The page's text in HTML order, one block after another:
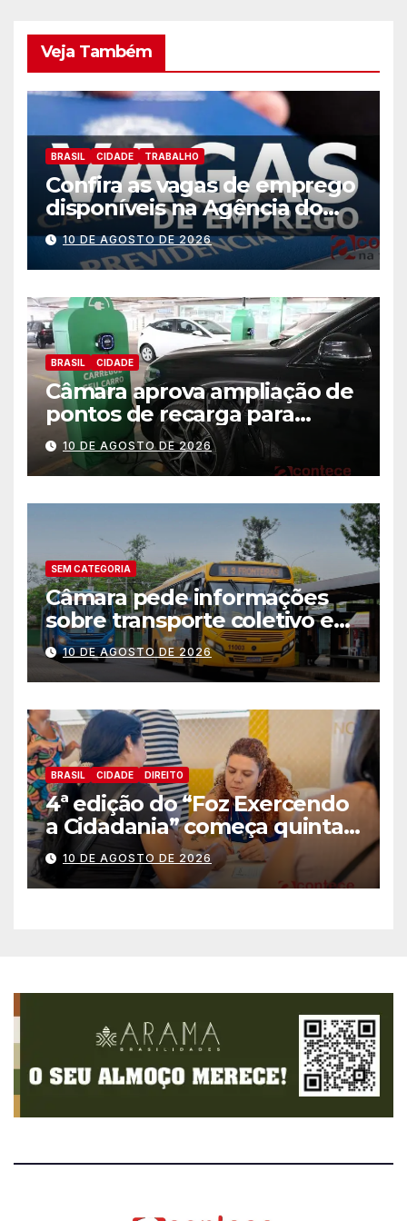
Veja Também
BRASIL CIDADE TRABALHO
Confira as vagas de emprego
disponíveis na Agência do
Trabalhador
10 DE AGOSTO DE 2026
BRASIL CIDADE
Câmara aprova ampliação de
pontos de recarga para
veículos elétricos em hotéis,
supermercados e centros
comerciais
10 DE AGOSTO DE 2026
SEM CATEGORIA
Câmara pede informações
sobre transporte coletivo e
melhorias na mobilidade em
Foz
10 DE AGOSTO DE 2026
BRASIL CIDADE DIREITO
4ª edição do “Foz Exercendo
a Cidadania” começa quinta-
feira (13) com oferta de
serviços essenciais e
gratuitos
10 DE AGOSTO DE 2026